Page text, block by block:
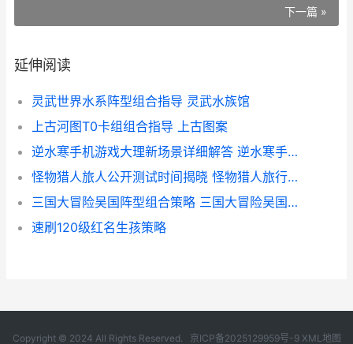
下一篇 »
延伸阅读
灵武世界水系阵型组合指导 灵武水族馆
上古河图T0卡组组合指导 上古图案
逆水寒手机游戏大理新场景详细解答 逆水寒手机app
怪物猎人旅人公开测试时间揭晓 怪物猎人旅行准备
三国大冒险吴国阵型组合策略 三国大冒险吴国后期厉害吗
速刷120级红名生孩策略
Copyright © 2024 All Rights Reserved. 京ICP备2025129959号-9 XML地图